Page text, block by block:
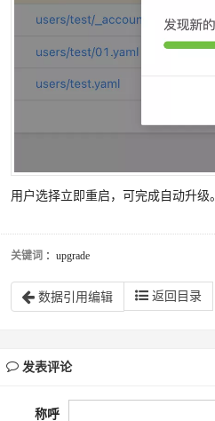
用户选择立即重启，可完成自动升级。
关键词 ：upgrade
数据引用编辑 返回目录
发表评论
称呼